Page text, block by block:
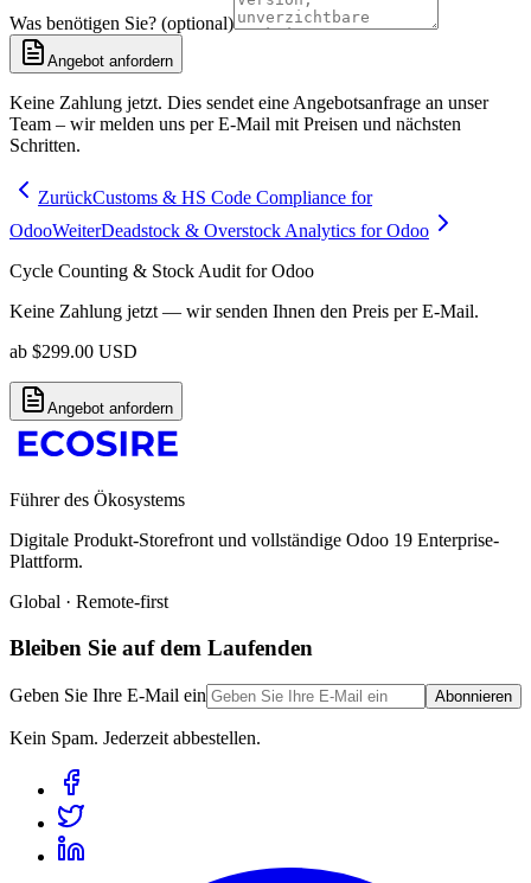
Was benötigen Sie? (optional)
Angebot anfordern
Keine Zahlung jetzt. Dies sendet eine Angebotsanfrage an unser
Team – wir melden uns per E-Mail mit Preisen und nächsten
Schritten.
ZurückCustoms & HS Code Compliance for
OdooWeiterDeadstock & Overstock Analytics for Odoo
Cycle Counting & Stock Audit for Odoo
Keine Zahlung jetzt — wir senden Ihnen den Preis per E-Mail.
ab $299.00 USD
Angebot anfordern
Führer des Ökosystems
Digitale Produkt-Storefront und vollständige Odoo 19 Enterprise-
Plattform.
Global · Remote-first
Bleiben Sie auf dem Laufenden
Geben Sie Ihre E-Mail ein Abonnieren
Kein Spam. Jederzeit abbestellen.